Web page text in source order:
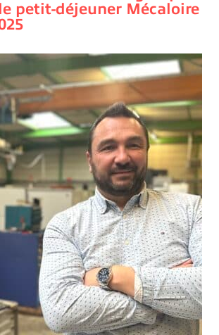
petit-déjeuner Mécaloire